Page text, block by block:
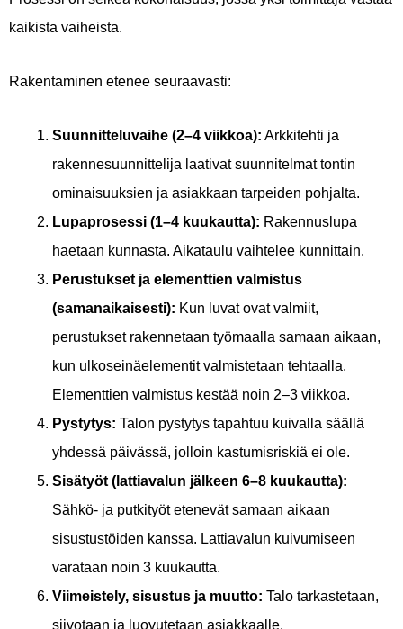
kaikista vaiheista.
Rakentaminen etenee seuraavasti:
Suunnitteluvaihe (2–4 viikkoa): Arkkitehti ja
rakennesuunnittelija laativat suunnitelmat tontin
ominaisuuksien ja asiakkaan tarpeiden pohjalta.
Lupaprosessi (1–4 kuukautta): Rakennuslupa
haetaan kunnasta. Aikataulu vaihtelee kunnittain.
Perustukset ja elementtien valmistus
(samanaikaisesti): Kun luvat ovat valmiit,
perustukset rakennetaan työmaalla samaan aikaan,
kun ulkoseinäelementit valmistetaan tehtaalla.
Elementtien valmistus kestää noin 2–3 viikkoa.
Pystytys: Talon pystytys tapahtuu kuivalla säällä
yhdessä päivässä, jolloin kastumisriskiä ei ole.
Sisätyöt (lattiavalun jälkeen 6–8 kuukautta):
Sähkö- ja putkityöt etenevät samaan aikaan
sisustustöiden kanssa. Lattiavalun kuivumiseen
varataan noin 3 kuukautta.
Viimeistely, sisustus ja muutto: Talo tarkastetaan,
siivotaan ja luovutetaan asiakkaalle.